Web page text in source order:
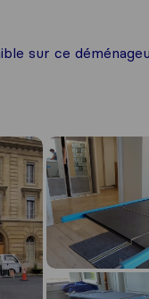
sur ce